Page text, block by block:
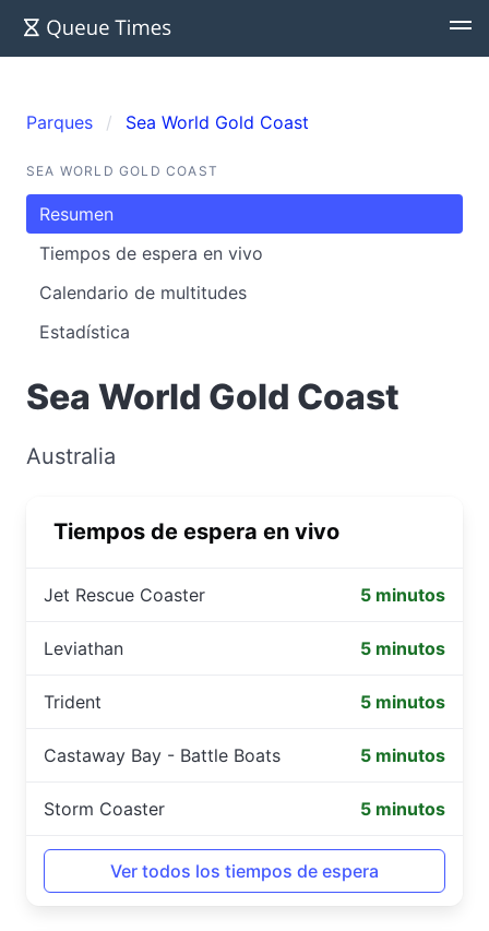
Parques Sea World Gold Coast
SEA WORLD GOLD COAST
Resumen
Tiempos de espera en vivo
Calendario de multitudes
Estadística
Sea World Gold Coast
Australia
Tiempos de espera en vivo
Jet Rescue Coaster 5 minutos
Leviathan 5 minutos
Trident 5 minutos
Castaway Bay - Battle Boats 5 minutos
Storm Coaster 5 minutos
Ver todos los tiempos de espera